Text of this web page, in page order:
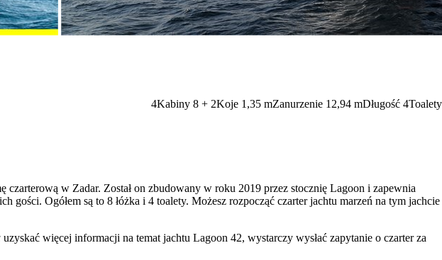
4Kabiny 8 + 2Koje 1,35 mZanurzenie 12,94 mDługość 4Toalety
w Zadar. Został on zbudowany w roku 2019 przez stocznię Lagoon i zapewnia
Ogółem są to 8 łóżka i 4 toalety. Możesz rozpocząć czarter jachtu marzeń na tym jachcie
więcej informacji na temat jachtu Lagoon 42, wystarczy wysłać zapytanie o czarter za